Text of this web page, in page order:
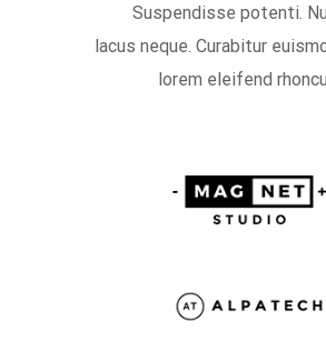
Suspendisse potenti.
lacus neque. Curabitur
lorem eleifend